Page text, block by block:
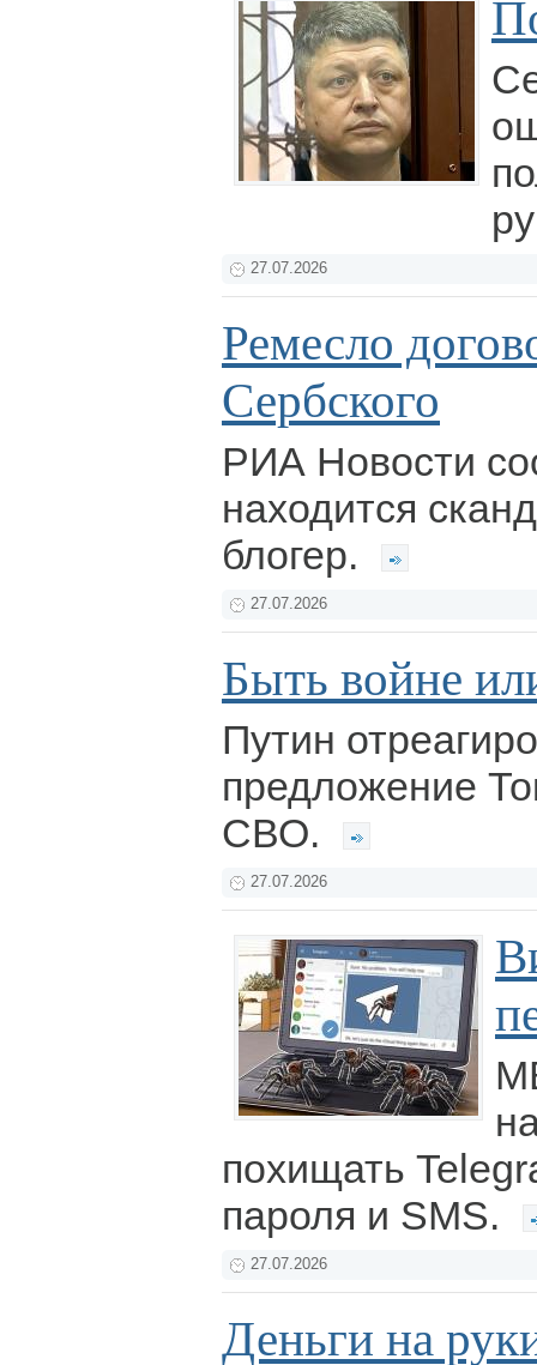
27.07.2026
Ремесло
Сербского
РИА Новости
находится
блогер.
27.07.2026
Быть войне
Путин
предложение
СВО.
27.07.2026
похищать
пароля и SMS.
27.07.2026
Деньги на